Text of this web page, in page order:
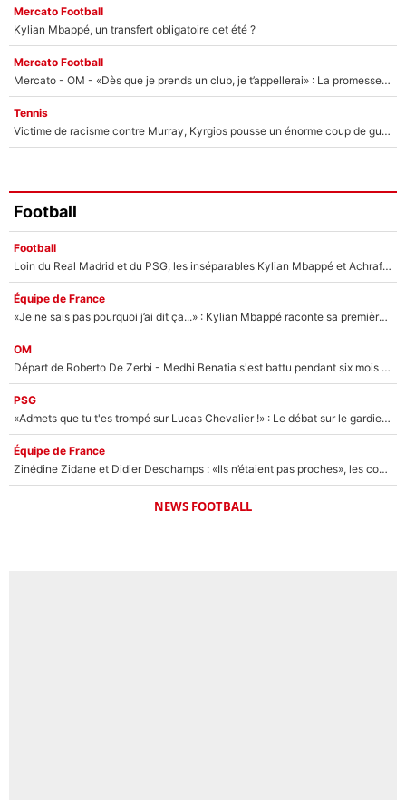
Mercato Football
Kylian Mbappé, un transfert obligatoire cet été ?
Mercato Football
Mercato - OM - «Dès que je prends un club, je t’appellerai» : La promesse de Marcelino au moment de claquer la porte
Tennis
Victime de racisme contre Murray, Kyrgios pousse un énorme coup de gueule !
Football
Football
Loin du Real Madrid et du PSG, les inséparables Kylian Mbappé et Achraf Hakimi changent d'équipe le temps d'une journée !
Équipe de France
«Je ne sais pas pourquoi j’ai dit ça...» : Kylian Mbappé raconte sa première rencontre avec Zinédine Zidane (et c’est très drôle)
OM
Départ de Roberto De Zerbi - Medhi Benatia s'est battu pendant six mois pour le retenir à l'OM, le PSG a été le naufrage de trop : «Je pars avec toi»
PSG
«Admets que tu t'es trompé sur Lucas Chevalier !» : Le débat sur le gardien du PSG vire au clash à l'After Foot
Équipe de France
Zinédine Zidane et Didier Deschamps : «Ils n’étaient pas proches», les confidences d’un membre de l’équipe de France 1998 sur leur relation spéciale
NEWS FOOTBALL